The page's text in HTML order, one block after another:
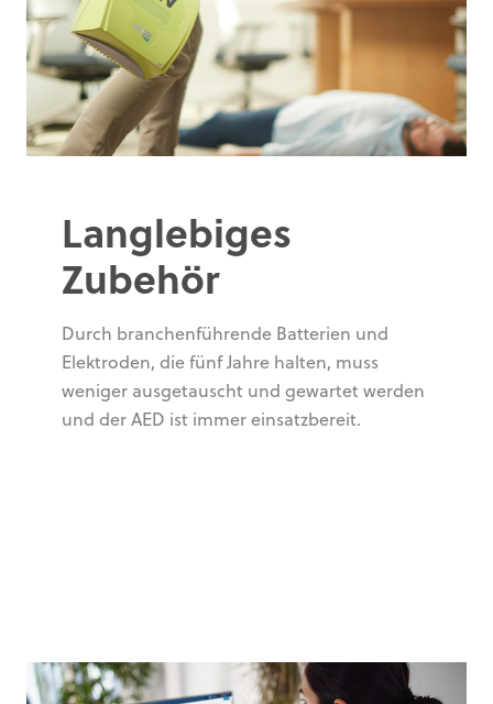
Langlebiges
Zubehör
Durch branchenführende Batterien und
Elektroden, die fünf Jahre halten, muss
weniger ausgetauscht und gewartet werden
und der AED ist immer einsatzbereit.